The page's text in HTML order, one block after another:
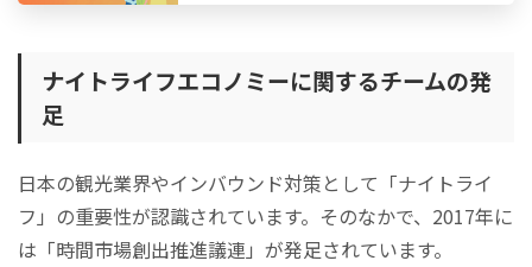
ナイトライフエコノミーに関するチームの発
足
日本の観光業界やインバウンド対策として「ナイトライ
フ」の重要性が認識されています。そのなかで、2017年に
は「時間市場創出推進議連」が発足されています。